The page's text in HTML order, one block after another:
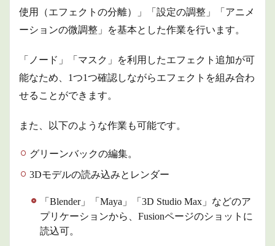
使用（エフェクトの分離）」「設定の調整」「アニメ
ーションの微調整」を基本とした作業を行います。
「ノード」「マスク」を利用したエフェクト追加が可
能なため、1つ1つ確認しながらエフェクトを組み合わ
せることができます。
また、以下のような作業も可能です。
グリーンバックの編集。
3Dモデルの読み込みとレンダー
「Blender」「Maya」「3D Studio Max」などのア
プリケーションから、Fusionページのショットに
読込可。